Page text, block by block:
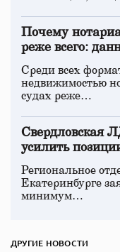
Почему
реже всего:
Среди всех
недвижимостью
судах реже…
Свердловская
усилить
Региональное
Екатеринбурге
минимум…
ДРУГИЕ НОВОСТИ